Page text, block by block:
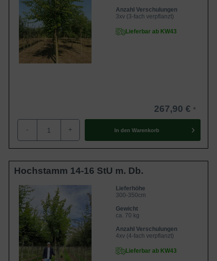
Anzahl Verschulungen
3xv (3-fach verpflanzt)
Lieferbar ab KW43
267,90 €
- + In den Warenkorb
Hochstamm 14-16 StU m. Db.
Lieferhöhe
300-350cm
Gewicht
ca. 70 kg
Anzahl Verschulungen
4xv (4-fach verpflanzt)
Lieferbar ab KW43